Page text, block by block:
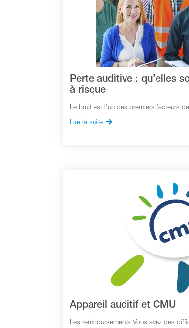
Perte auditive : qu’elles
à risque
Le bruit est l’un des premiers facteurs
Lire la suite
Appareil auditif et CMU
Les remboursements Vous avez des